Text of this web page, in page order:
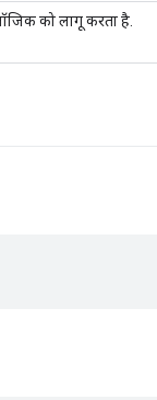
को लागू करता है.